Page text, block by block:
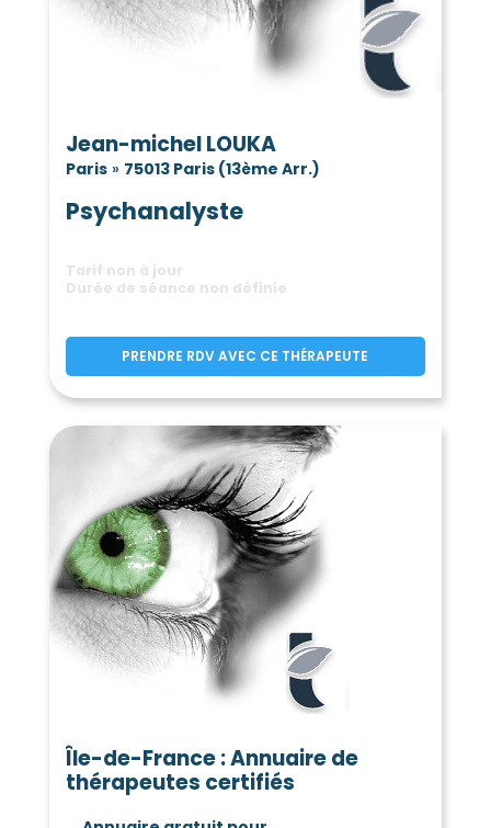
Jean-michel LOUKA
Paris» 75013 Paris (13ème Arr.)
Psychanalyste
Tarif non à jour
Durée de séance non définie
PRENDRE RDV AVEC CE THÉRAPEUTE
Île-de-France : Annuaire de
thérapeutes certifiés